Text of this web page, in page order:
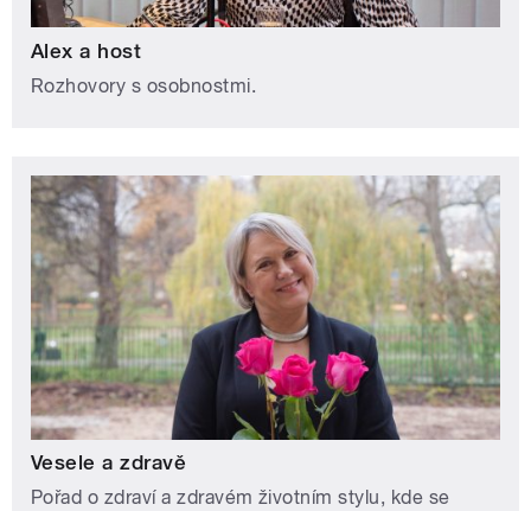
Alex a host
Rozhovory s osobnostmi.
Vesele a zdravě
Pořad o zdraví a zdravém životním stylu, kde se